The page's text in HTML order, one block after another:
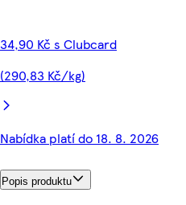
34,90 Kč s Clubcard
(290,83 Kč/kg)
Nabídka platí do 18. 8. 2026
Popis produktu